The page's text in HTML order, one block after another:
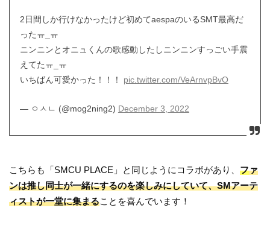
2日間しか行けなかったけど初めてaespaのいるSMT最高だ
ったㅠ_ㅠ
ニンニンとオニュくんの歌感動したしニンニンすっごい手震
えてたㅠ_ㅠ
いちばん可愛かった！！！ pic.twitter.com/VeArnvpBvO
— ㅇㅅㄴ (@mog2ning2) December 3, 2022
こちらも「SMCU PLACE」と同じようにコラボがあり、ファ
ンは推し同士が一緒にするのを楽しみにしていて、SMアーテ
ィストが一堂に集まることを喜んでいます！